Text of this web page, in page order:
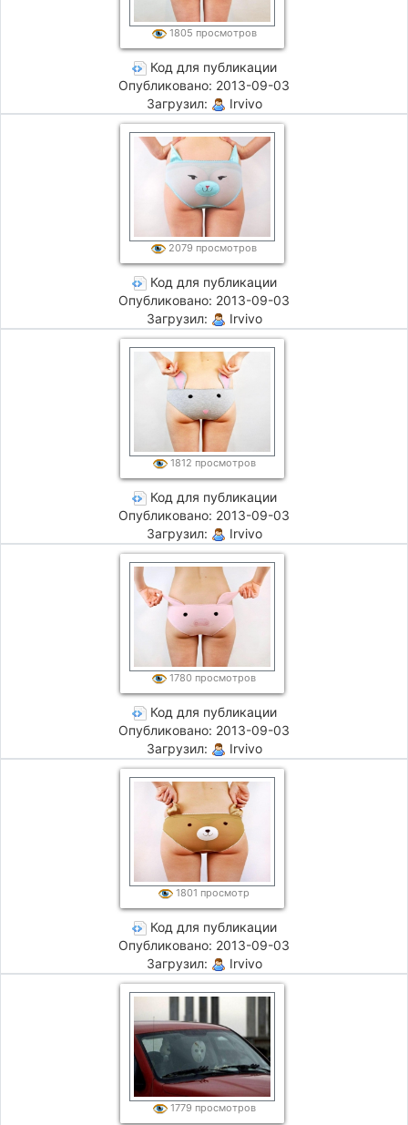
1805 просмотров
Код для публикации
Опубликовано: 2013-09-03
Загрузил:
Irvivo
2079 просмотров
Код для публикации
Опубликовано: 2013-09-03
Загрузил:
Irvivo
1812 просмотров
Код для публикации
Опубликовано: 2013-09-03
Загрузил:
Irvivo
1780 просмотров
Код для публикации
Опубликовано: 2013-09-03
Загрузил:
Irvivo
1801 просмотр
Код для публикации
Опубликовано: 2013-09-03
Загрузил:
Irvivo
1779 просмотров